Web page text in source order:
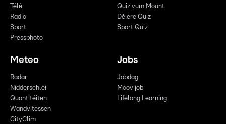
Télé
Radio
Sport
Pressphoto
Quiz vum Mount
Déiere Quiz
Sport Quiz
Meteo
Radar
Nidderschléi
Quantitéiten
Wandvitessen
CityClim
Jobs
Jobdag
Moovijob
Lifelong Learning